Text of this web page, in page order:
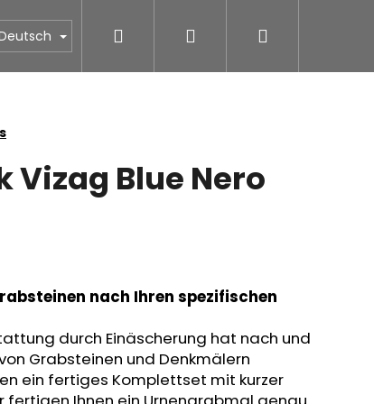
Preisliste für Gräber
Suchen
Vizag Blue Nero
nach Ihren spezifischen
durch Einäscherung hat nach und
Grabsteinen und Denkmälern
ein fertiges Komplettset mit kurzer